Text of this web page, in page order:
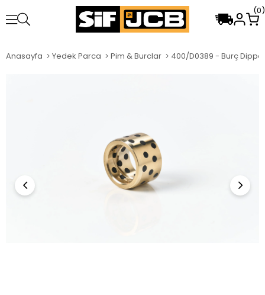
0
Anasayfa Yedek Parca Pim & Burclar 400/D0389 - Burç